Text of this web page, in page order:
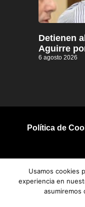
Detienen
Aguirre
6 agosto 2026
Política de
Usamos cookies
experiencia en
asumiremos